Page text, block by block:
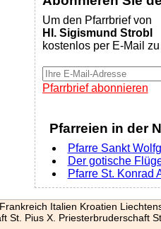
Um den Pfarrbrief von
Hl. Sigismund Strobl
kostenlos per E-Mail
Pfarrbrief abonnieren
Pfarreien in der
Pfarre Sankt
Der gotische
Pfarre St. Konrad
Frankreich Italien Kroatien
St. Pius X. Priesterbruderschaft